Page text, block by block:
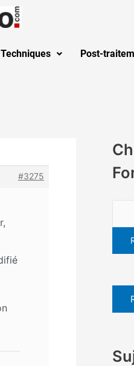
Techniques Post-
#3275